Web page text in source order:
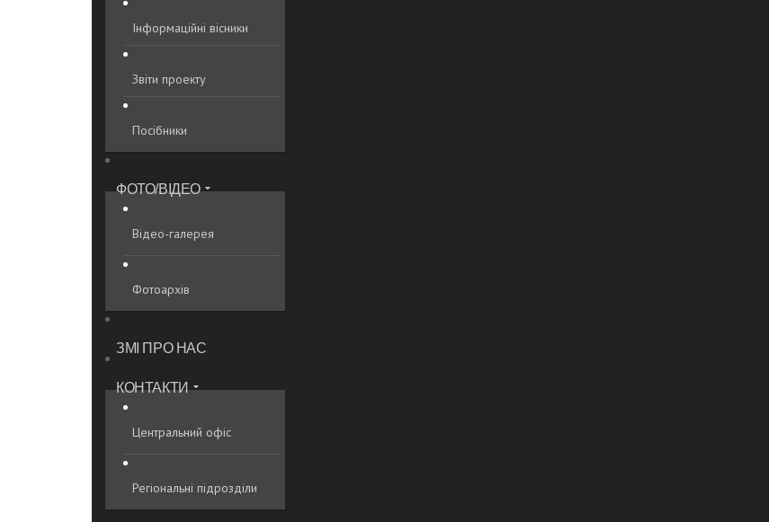
Інформаційні вісники
Звіти проекту
Посібники
ФОТО/ВІДЕО
Відео-галерея
Фотоархів
ЗМІ ПРО НАС
КОНТАКТИ
Центральний офіс
Регіональні підрозділи